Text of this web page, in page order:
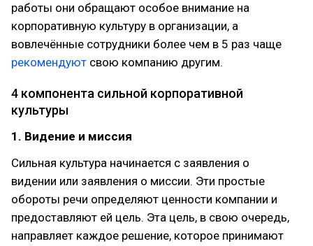
работы они обращают особое внимание на
корпоративную культуру в организации, а
вовлечённые сотрудники более чем в 5 раз чаще
рекомендуют свою компанию другим.
4 компонента сильной корпоративной
культуры
1. Видение и миссия
Сильная культура начинается с заявления о
видении или заявления о миссии. Эти простые
обороты речи определяют ценности компании и
предоставляют ей цель. Эта цель, в свою очередь,
направляет каждое решение, которое принимают